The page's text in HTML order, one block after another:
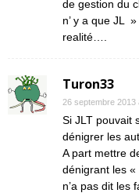
de gestion du
n’ y a que JL
realité….
Turon33
26 septembre 2013
Si JLT pouvait
dénigrer les
A part mettre
dénigrant les
n’a pas dit les